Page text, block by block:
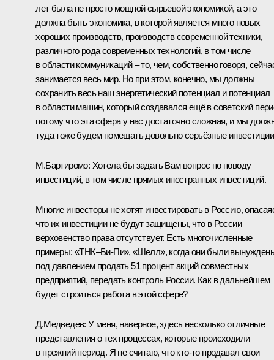
лет была не просто мощной сырьевой экономикой, а это
должна быть экономика, в которой является много новых
хороших производств, производств современной техники,
различного рода современных технологий, в том числе
в области коммуникаций – то, чем, собственно говоря,
занимается весь мир. Но при этом, конечно, мы должны
сохранить весь наш энергетический потенциал и потенциал
в области машин, который создавался ещё в советский
потому что эта сфера у нас достаточно сложная, и мы
туда тоже будем помещать довольно серьёзные
М.Бартиромо: Хотела бы задать Вам вопрос по поводу
инвестиций, в том числе прямых иностранных инвестиций.
Многие инвесторы не хотят инвестировать в Россию,
что их инвестиции не будут защищены, что в России
верховенство права отсутствует. Есть многочисленные
примеры: «ТНК–Би-Пи», «Шелл», когда они были
под давлением продать 51 процент акций совместных
предприятий, передать контроль России. Как в дальнейшем
будет строиться работа в этой сфере?
Д.Медведев: У меня, наверное, здесь несколько отличные
представления о тех процессах, которые происходили
в прежний период. Я не считаю, что кто‑то продавал свои